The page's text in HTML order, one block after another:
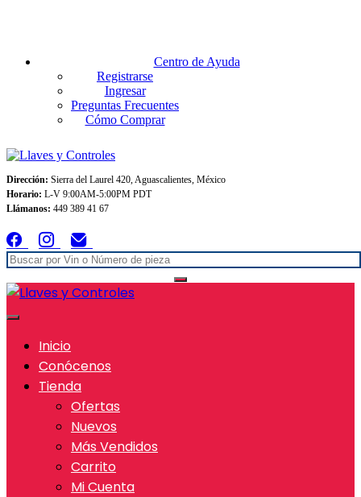
Centro de Ayuda
Registrarse
Ingresar
Preguntas Frecuentes
Cómo Comprar
Dirección: Sierra del Laurel 420, Aguascalientes, México
Horario: L-V 9:00AM-5:00PM PDT
Llámanos: 449 389 41 67
Inicio
Conócenos
Tienda
Ofertas
Nuevos
Más Vendidos
Carrito
Mi Cuenta